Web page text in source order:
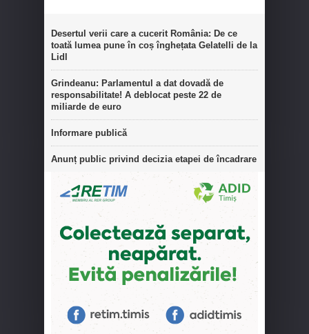
Desertul verii care a cucerit România: De ce
toată lumea pune în coș înghețata Gelatelli de la
Lidl
Grindeanu: Parlamentul a dat dovadă de
responsabilitate! A deblocat peste 22 de
miliarde de euro
Informare publică
Anunț public privind decizia etapei de încadrare